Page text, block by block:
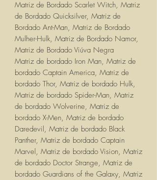
Matriz de Bordado Scarlet Witch, Matriz
de Bordado Quicksilver, Matriz de
Bordado Ant-Man, Matriz de Bordado
Mulher-Hulk, Matriz de Bordado Namor,
Matriz de Bordado Viúva Negra
Matriz de bordado Iron Man, Matriz de
bordado Captain America, Matriz de
bordado Thor, Matriz de bordado Hulk,
Matriz de bordado Spider-Man, Matriz
de bordado Wolverine, Matriz de
bordado X-Men, Matriz de bordado
Daredevil, Matriz de bordado Black
Panther, Matriz de bordado Captain
Marvel, Matriz de bordado Vision, Matriz
de bordado Doctor Strange, Matriz de
bordado Guardians of the Galaxy, Matriz